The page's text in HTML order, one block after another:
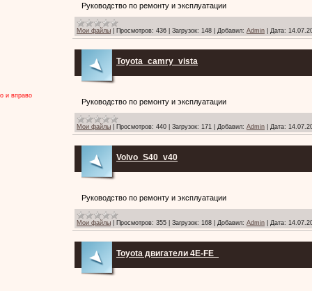
и вправо
Руководство по ремонту и эксплуатации
Мои файлы Просмотров: 436 Загрузок: 148 Добавил: Admin Дата:
Toyota_camry_vista
Руководство по ремонту и эксплуатации
Мои файлы Просмотров: 440 Загрузок: 171 Добавил: Admin Дата:
Volvo_S40_v40
Руководство по ремонту и эксплуатации
Мои файлы Просмотров: 355 Загрузок: 168 Добавил: Admin Дата:
Toyota двигатели 4E-FE_